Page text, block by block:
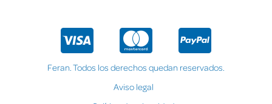
Feran. Todos los derechos quedan reservados.
Aviso legal